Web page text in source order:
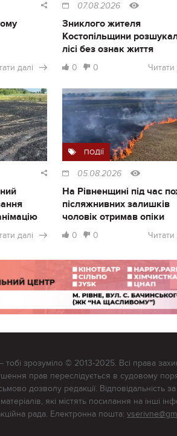
далі
07.08.2026
Зниклого жителя
Костопільщини
лісі без ознак життя
0 0 Читати
далі
ПОДІЇ
05.08.2026
На Рівненщині під час
післяжнивних залишків
чоловік отримав опіки
0 0 Читати
тобі зрозуміло © 2013-2025. Всі права
прав переслідується в судовому
дозволу редакції. Відповідальність
які містять посилання на інші
рада. Електронна пошта: